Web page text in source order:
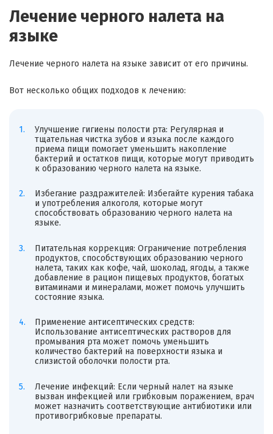
Лечение черного налета на
языке
Лечение черного налета на языке зависит от его причины.
Вот несколько общих подходов к лечению:
Улучшение гигиены полости рта: Регулярная и
тщательная чистка зубов и языка после каждого
приема пищи помогает уменьшить накопление
бактерий и остатков пищи, которые могут приводить
к образованию черного налета на языке.
Избегание раздражителей: Избегайте курения табака
и употребления алкоголя, которые могут
способствовать образованию черного налета на
языке.
Питательная коррекция: Ограничение потребления
продуктов, способствующих образованию черного
налета, таких как кофе, чай, шоколад, ягоды, а также
добавление в рацион пищевых продуктов, богатых
витаминами и минералами, может помочь улучшить
состояние языка.
Применение антисептических средств:
Использование антисептических растворов для
промывания рта может помочь уменьшить
количество бактерий на поверхности языка и
слизистой оболочки полости рта.
Лечение инфекций: Если черный налет на языке
вызван инфекцией или грибковым поражением, врач
может назначить соответствующие антибиотики или
противогрибковые препараты.